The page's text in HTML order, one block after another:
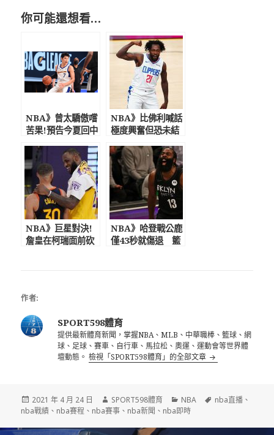
你可能還想看…
NBA》曾太驕傲嚐
苦果!預告今夏回中
明自己仍是頂尖
NBA球員
NBA》比佛利喊話
極度興奮但恐未結
爭西蒙斯
NBA》巨星對決!
詹皇在柯瑞面前砍
NBA》哈登戰公鹿
僅43秒就傷退 籃
作者:
SPORT598體育
提供最新體育新聞，掌握NBA、MLB、中華職棒、籃球、網
球、足球、賽車、自行車、馬拉松、奧運、運動會等世界體
壇動態。檢視「SPORT598體育」的全部文章
發
佈
期:
2021 年 4 月 24 日
作
者
SPORT598體育
分
類
NBA
標
nba直播 、
nba戰績 、 nba賽程 、 nba賽事 、 nba新聞 、 nba即時